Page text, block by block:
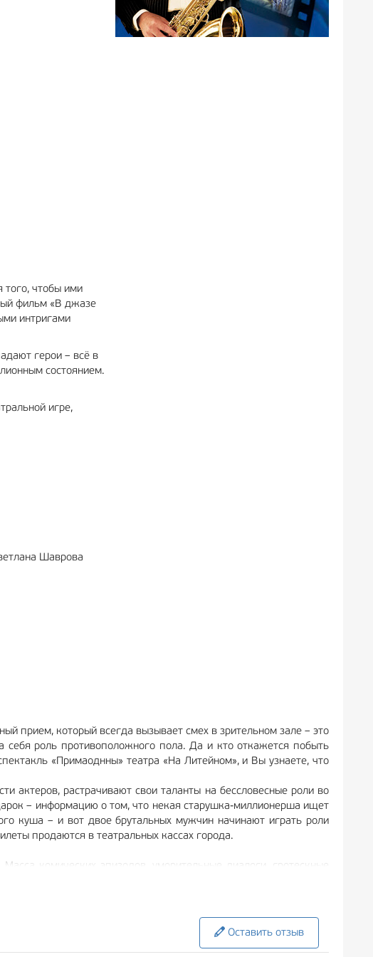
того, чтобы ими
фильм «В джазе
интригами
герои – всё в
состоянием.
игре,
Шаврова
прием, который всегда вызывает смех в зрительном зале – это
роль противоположного пола. Да и кто откажется побыть
«Примаоднны» театра «На Литейном», и Вы узнаете, что
актеров, растрачивают свои таланты на бессловесные роли во
– информацию о том, что некая старушка-миллионерша ищет
куша – и вот двое брутальных мужчин начинают играть роли
продаются в театральных кассах города.
комических эпизодов, уморительные диалоги, гротескные
также не прочь завладеть миллионами старушки Флоренс. Но и
до колик от смеха, ведь спектакль насыщен остротами и
Оставить отзыв